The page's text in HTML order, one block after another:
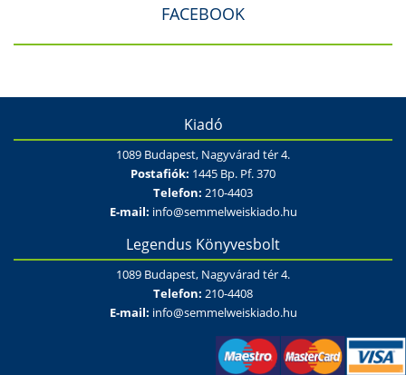
FACEBOOK
Kiadó
1089 Budapest, Nagyvárad tér 4.
Postafiók: 1445 Bp. Pf. 370
Telefon: 210-4403
E-mail: info@semmelweiskiado.hu
Legendus Könyvesbolt
1089 Budapest, Nagyvárad tér 4.
Telefon: 210-4408
E-mail: info@semmelweiskiado.hu